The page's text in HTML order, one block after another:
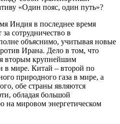
«Один пояс, один путь»?
Индия в последнее время
сотрудничество в
объяснимо, учитывая новые
Ирана. Дело в том, что
вторым крупнейшим
в мире. Китай – второй по
природного газа в мире, а
обе страны являются
обладая большой
на мировом энергетическом